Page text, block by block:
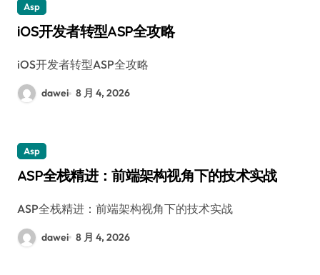
Asp
iOS开发者转型ASP全攻略
iOS开发者转型ASP全攻略
dawei 8 月 4, 2026
Asp
ASP全栈精进：前端架构视角下的技术实战
ASP全栈精进：前端架构视角下的技术实战
dawei 8 月 4, 2026